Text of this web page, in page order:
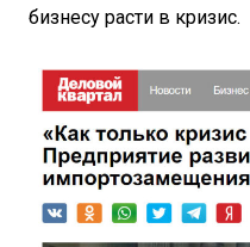
бизнесу расти в кризис.